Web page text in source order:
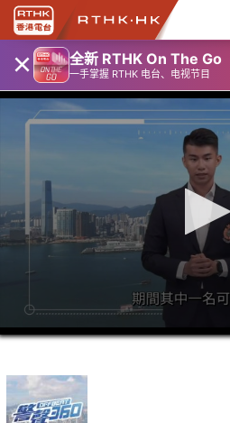
× 全新 RTHK On The Go
一手掌握 RTHK 电台、电视节目
0
seconds
minutes,
seconds